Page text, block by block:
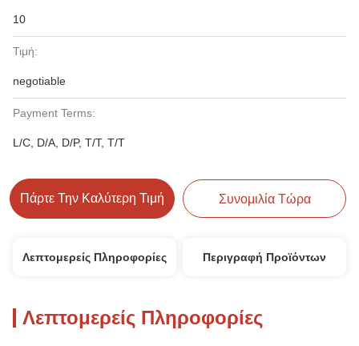
10
Τιμή:
negotiable
Payment Terms:
L/C, D/A, D/P, T/T, T/T
Πάρτε Την Καλύτερη Τιμή Συνομιλία Τώρα
Λεπτομερείς Πληροφορίες Περιγραφή Προϊόντων
Λεπτομερείς Πληροφορίες